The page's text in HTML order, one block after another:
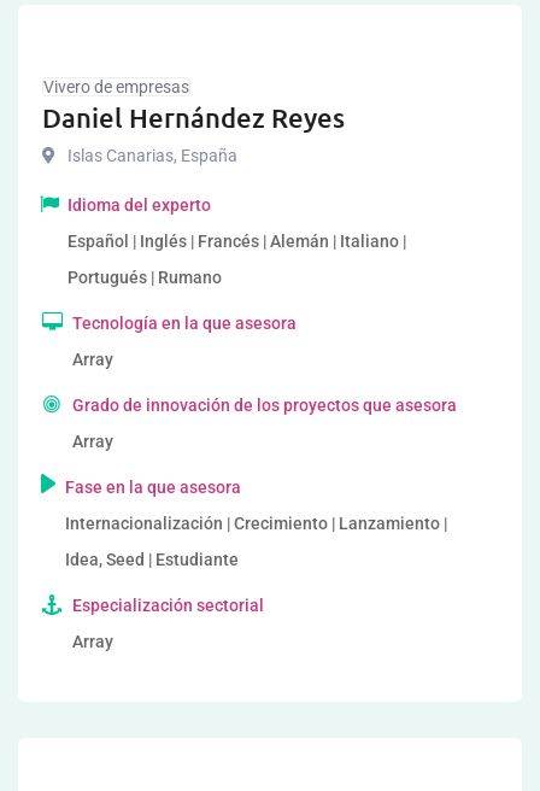
Vivero de empresas
Daniel Hernández Reyes
Islas Canarias, España
Idioma del experto
Español | Inglés | Francés | Alemán | Italiano |
Portugués | Rumano
Tecnología en la que asesora
Array
Grado de innovación de los proyectos que asesora
Array
Fase en la que asesora
Internacionalización | Crecimiento | Lanzamiento |
Idea, Seed | Estudiante
Especialización sectorial
Array